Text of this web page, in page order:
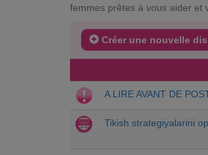
femmes prêtes à vous aider et
Créer une nouvelle
A LIRE AVANT DE
Tikish strategiyalarini